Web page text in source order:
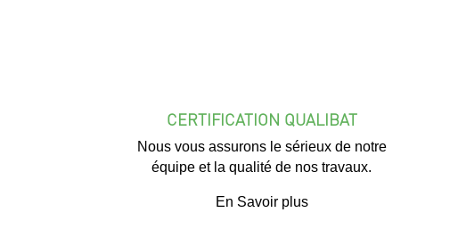
CERTIFICATION QUALIBAT
Nous vous assurons le sérieux de notre
équipe et la qualité de nos travaux.
En Savoir plus